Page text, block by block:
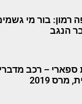
בור מי
הנגב
ספארי – רכב מדברי
2019